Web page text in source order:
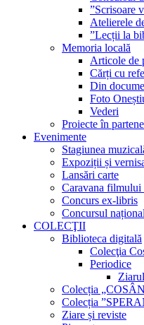
”Scrisoare
Atelierele
”Lecții la
Memoria locală
Articole de
Cărți cu
Din
Foto
Vederi
Proiecte în
Evenimente
Stagiunea
Expoziții și
Lansări carte
Caravana filmului
Concurs ex-libris
Concursul
COLECŢII
Biblioteca digitală
Colecţia
Periodice
Colecția
Colecția
Ziare și reviste